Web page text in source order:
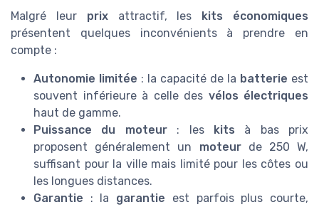
Malgré leur prixattractif, les kits économiques
présentent quelques inconvénients à prendre en
compte :
Autonomie limitée : la capacité de la batterie est
souvent inférieure à celle des vélos électriques
haut de gamme.
Puissance du moteur: les kits à bas prix
proposent généralement un moteurde 250 W,
suffisant pour la ville mais limité pour les côtes ou
les longues distances.
Garantie : la garantie est parfois plus courte,